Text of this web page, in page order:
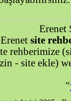
Erenet
site
rehberimize
- site ekle)
"